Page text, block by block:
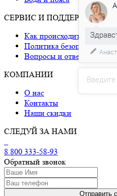
СЕРВИС И ПОДДЕРЖКА
Как происходит доставка
Политика безопасности
Вопросы и ответы
КОМПАНИИ
О нас
Контакты
Наши скидки
СЛЕДУЙ ЗА НАМИ
8 800 333-58-93
Обратный звонок